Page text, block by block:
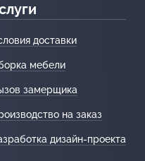
доставки
мебели
замерщика
на заказ
дизайн-проекта